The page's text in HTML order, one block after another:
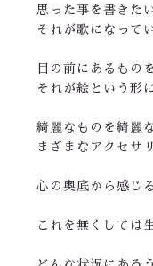
思った事を書きた
それが歌になって
目の前にあるもの
それが絵という形
綺麗なものを綺麗
まざまなアクセサ
心の奥底から感じ
これを無くしては